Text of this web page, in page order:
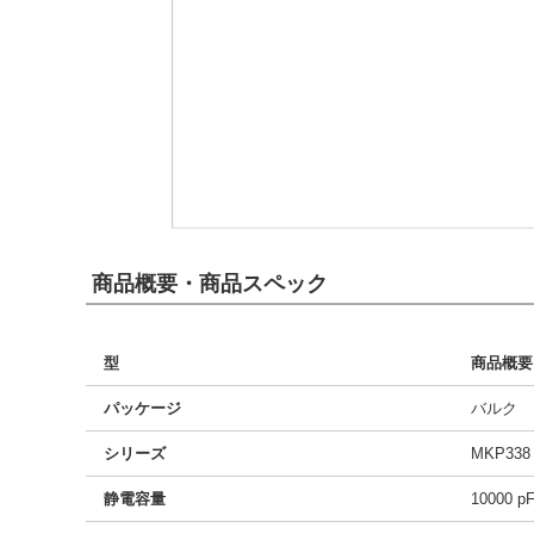
商品概要・商品スペック
型 商品概要
パッケージ バルク
シリーズ MKP338
静電容量 10000 pF